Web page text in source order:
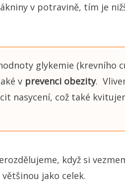
v potravině, tím je
glykemie (krevního
v prevenci obezity.
nasycení, což také
když si
jako celek.